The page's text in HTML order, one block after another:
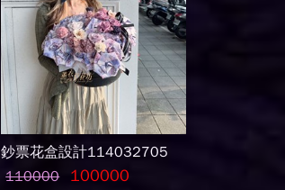
鈔票花盒設計114032705
110000
100000